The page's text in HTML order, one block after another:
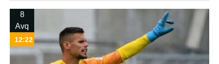
8
Avq
12:22